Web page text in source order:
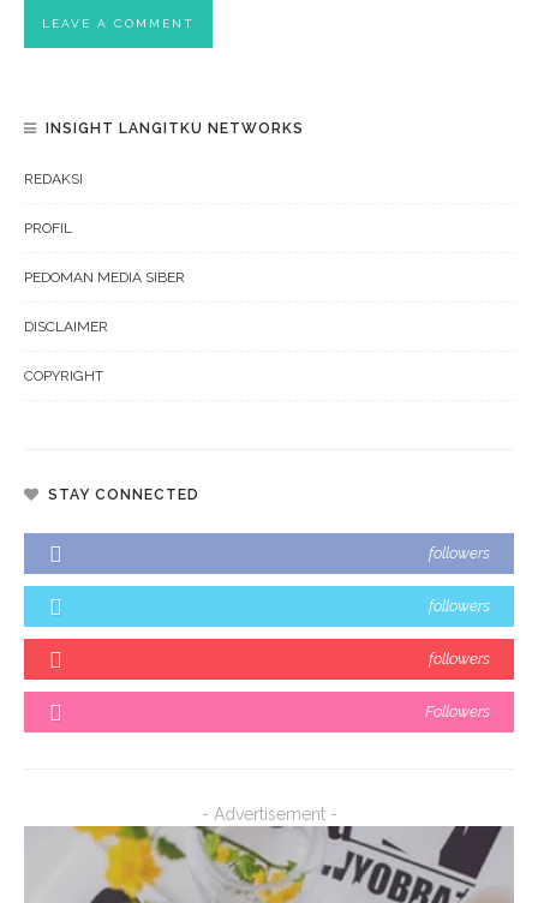
INSIGHT LANGITKU NETWORKS
REDAKSI
PROFIL
PEDOMAN MEDIA SIBER
DISCLAIMER
COPYRIGHT
STAY CONNECTED
followers
followers
followers
Followers
- Advertisement -